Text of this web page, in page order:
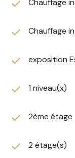
Chauffage
Chauffage
exposition
1 niveau(x)
2ème étage
2 étage(s)